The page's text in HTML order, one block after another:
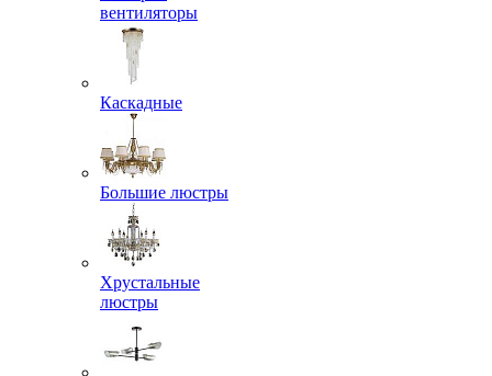
вентиляторы
Каскадные
Большие люстры
Хрустальные
люстры